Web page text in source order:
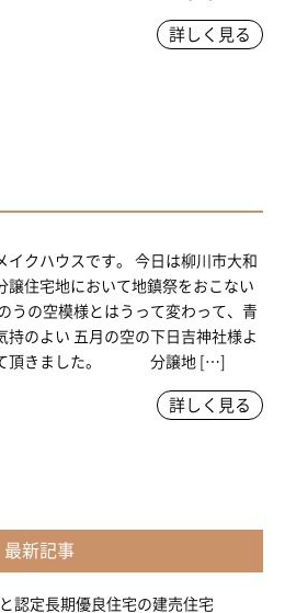
詳しく見る
イクハウスです。 今日は柳川市大和
譲住宅地において地鎮祭をおこない
うの空模様とはうって変わって、青
持のよい 五月の空の下日吉神社様よ
て頂きました。 分譲地 […]
詳しく見る
最新記事
認定長期優良住宅の建売住宅